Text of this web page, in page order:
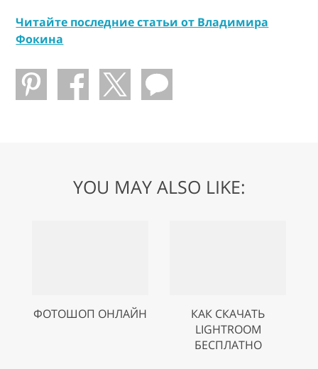
Читайте последние статьи от Владимира
Фокина
YOU MAY ALSO LIKE:
ФОТОШОП ОНЛАЙН
КАК СКАЧАТЬ
LIGHTROOM
БЕСПЛАТНО